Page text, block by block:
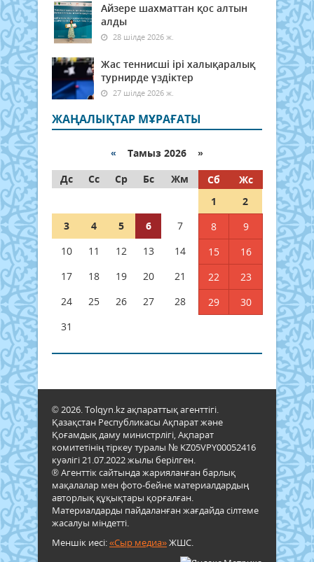
Айзере шахматтан қос алтын
алды
28 шілде 2026 ж.
Жас теннисші ірі халықаралық
турнирде үздіктер
27 шілде 2026 ж.
ЖАҢАЛЫҚТАР МҰРАҒАТЫ
« Тамыз 2026 »
Дс
Сс Ср Бс Жм Сб
Жс
1
2
3
4 5 6 7 8
9
10
11 12 13 14 15
16
17
18 19 20 21 22
23
24
25 26 27 28 29
30
31
© 2026. Tolqyn.kz ақпараттық агенттігі.
Қазақстан Республикасы Ақпарат және
Қоғамдық даму министрлігі, Ақпарат
комитетінің тіркеу туралы № KZ05VPY00052416
куәлігі 21.07.2022 жылы берілген.
® Агенттік сайтында жарияланған барлық
мақалалар мен фото-бейне материалдардың
авторлық құқықтары қорғалған.
Материалдарды пайдаланған жағдайда сілтеме
жасалуы міндетті.
Меншік иесі:«Сыр медиа»ЖШС.